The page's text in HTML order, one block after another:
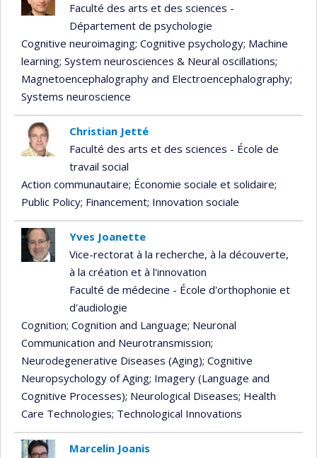
Faculté des arts et des sciences -
Département de psychologie
Cognitive neuroimaging; Cognitive psychology; Machine
learning; System neurosciences & Neural oscillations;
Magnetoencephalography and Electroencephalography;
Systems neuroscience
Christian Jetté
Faculté des arts et des sciences - École de
travail social
Action communautaire; Économie sociale et solidaire;
Public Policy; Financement; Innovation sociale
Yves Joanette
Vice-rectorat à la recherche, à la découverte,
à la création et à l'innovation
Faculté de médecine - École d'orthophonie et
d'audiologie
Cognition; Cognition and Language; Neuronal
Communication and Neurotransmission;
Neurodegenerative Diseases (Aging); Cognitive
Neuropsychology of Aging; Imagery (Language and
Cognitive Processes); Neurological Diseases; Health
Care Technologies; Technological Innovations
Marcelin Joanis